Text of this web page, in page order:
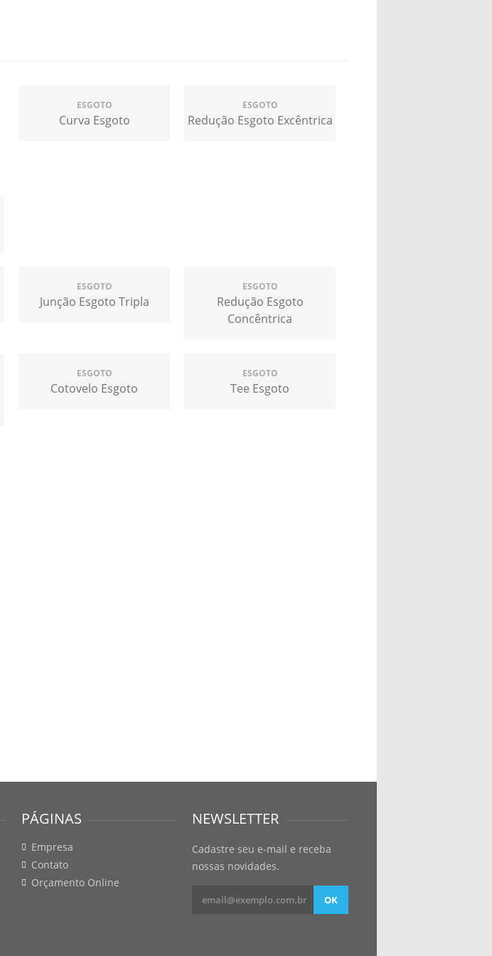
ESGOTO
Curva Esgoto
ESGOTO
Redução Esgoto Excêntrica
ESGOTO
Junção Esgoto Tripla
ESGOTO
Redução Esgoto
Concêntrica
ESGOTO
Cotovelo Esgoto
ESGOTO
Tee Esgoto
PÁGINAS
Empresa
Contato
Orçamento Online
NEWSLETTER
Cadastre seu e-mail e receba
nossas novidades.
OK